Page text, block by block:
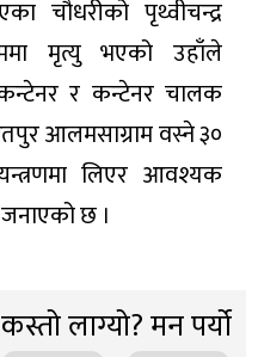
चौधरीको पृथ्वीचन्द्र
मृत्यु भएको उहाँले
र कन्टेनर चालक
आलमसाग्राम वस्ने ३०
लिएर आवश्यक
छ ।
लाग्यो? मन पर्यो